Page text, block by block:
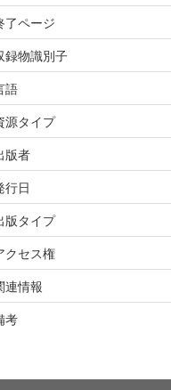
了ページ
録物識別子
語
源タイプ
版者
行日
版タイプ
クセス権
連情報
考